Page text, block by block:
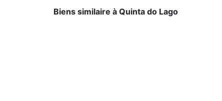
Biens similaire à Quinta do Lago